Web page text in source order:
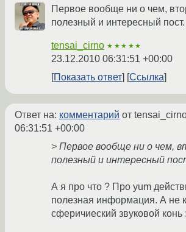
Первое вообще ни о чем,
полезный и интересный пост.
tensai_cirno ★★★★★
23.12.2010 06:31:51 +00:00
Показать ответ
Ссылка
Ответ на: комментарий от
06:31:51 +00:00
> Первое вообще ни о чем,
полезный и интересный
А я про что ? Про yum
полезная информация. А не
сферичиеский звуковой конь